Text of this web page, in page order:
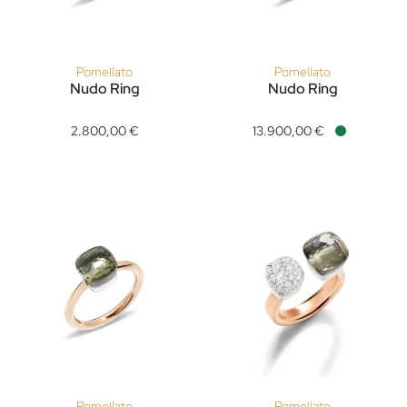
Pomellato
Nudo Ring
2.800,00 €
Pomellato
Nudo Ring
13.900,00 €